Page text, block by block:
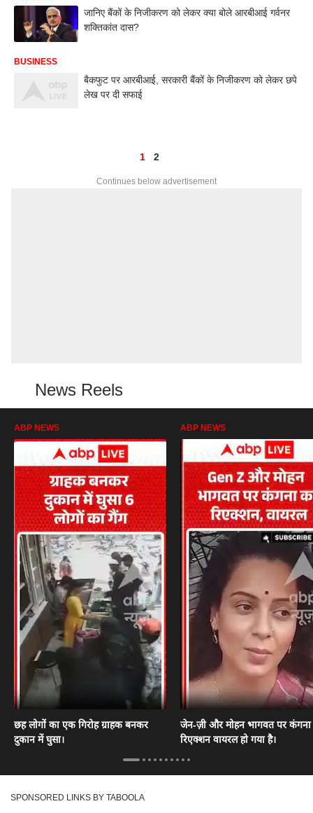
जानिए बैंकों के निजीकरण को लेकर क्या बोले आरबीआई गर्वनर
शक्तिकांत दास?
BUSINESS
बैकफुट पर आरबीआई, सरकारी बैंकों के निजीकरण को लेकर छपे
लेख पर दी सफाई
1 2
Continues below advertisement
News Reels
ABP NEWS
छह लोगों का एक गिरोह ग्राहक बनकर
दुकान में घुसा।
ABP NEWS
जेन-ज़ी और मोहन भागवत पर कंगना
रिएक्शन वायरल हो गया है।
SPONSORED LINKS BY TABOOLA